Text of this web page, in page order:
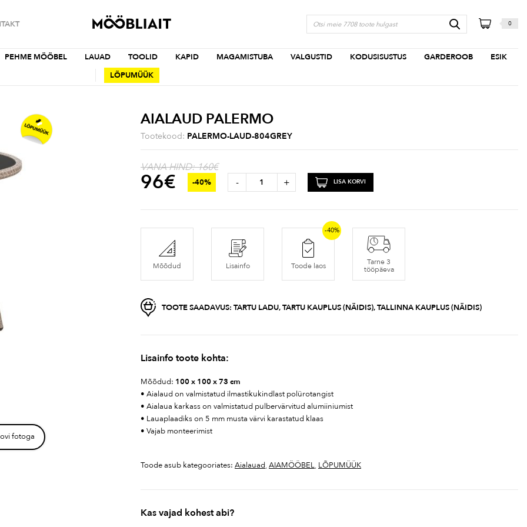
0
PEHME MÖÖBEL LAUAD TOOLID KAPID MAGAMISTUBA VALGUSTID KODUSISUSTUS GARDEROOB
ESIK
LÕPUMÜÜK
fotoga
AIALAUD PALERMO
Tootekood: PALERMO-LAUD-804GREY
VANA HIND: 160€
96€ -40% - + LISA KORVI
Mõõdud Lisainfo
-40%
Toode laos
Tarne 3
tööpäeva
TOOTE SAADAVUS:TARTU LADU, TARTU KAUPLUS (NÄIDIS), TALLINNA KAUPLUS (NÄIDIS)
Lisainfo toote kohta:
Mõõdud: 100 x 100 x 73 cm
• Aialaud on valmistatud ilmastikukindlast polürotangist
• Aialaua karkass on valmistatud pulbervärvitud alumiiniumist
• Lauaplaadiks on 5 mm musta värvi karastatud klaas
• Vajab monteerimist
Toode asub kategooriates: Aialauad,AIAMÖÖBEL, LÕPUMÜÜK
Kas vajad kohest abi?